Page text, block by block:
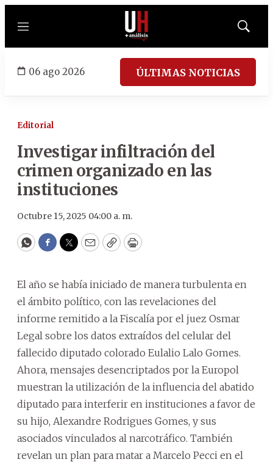
Menú
Mostrar
06 ago 2026 ÚLTIMAS NOTICIAS
Editorial
Investigar infiltración del
crimen organizado en las
instituciones
Octubre 15, 2025 04:00 a. m.
WhatsApp
Facebook
Twitter
EmailCopyPrint
El año se había iniciado de manera turbulenta en
el ámbito político, con las revelaciones del
informe remitido a la Fiscalía por el juez Osmar
Legal sobre los datos extraídos del celular del
fallecido diputado colorado Eulalio Lalo Gomes.
Ahora, mensajes desencriptados por la Europol
muestran la utilización de la influencia del abatido
diputado para interferir en instituciones a favor de
su hijo, Alexandre Rodrigues Gomes, y sus
asociados vinculados al narcotráfico. También
revelan un plan para matar a Marcelo Pecci en el